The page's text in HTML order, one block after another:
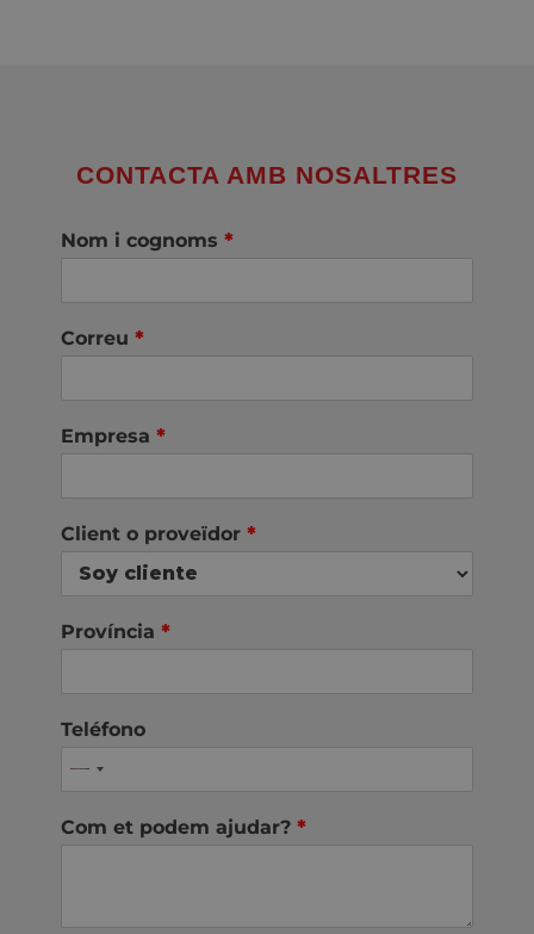
CONTACTA AMB NOSALTRES
Nom i cognoms *
Correu *
Empresa *
Client o proveïdor *
Província *
Teléfono
Com et podem ajudar? *